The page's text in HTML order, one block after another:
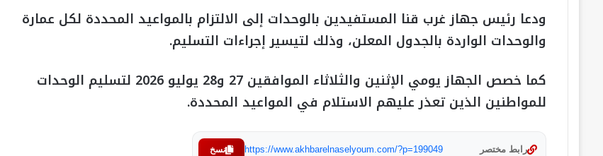
ودعا رئيس جهاز غرب قنا المستفيدين بالوحدات إلى الالتزام بالمواعيد المحددة لكل عمارة
والوحدات الواردة بالجدول المعلن، وذلك لتيسير إجراءات التسليم.
كما خصص الجهاز يومي الإثنين والثلاثاء الموافقين 27 و28 يوليو 2026 لتسليم الوحدات
للمواطنين الذين تعذر عليهم الاستلام في المواعيد المحددة.
رابط مختصر https://www.akhbarelnaselyoum.com/?p=199049 نسخ